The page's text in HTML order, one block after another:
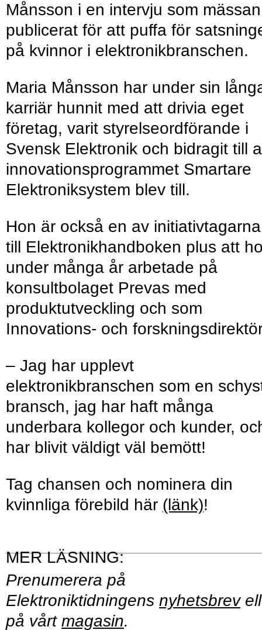
Månsson i en intervju som mässan
publicerat för att puffa för
på kvinnor i elektronikbranschen.
Maria Månsson har under sin
karriär hunnit med att drivia eget
företag, varit styrelseordförande i
Svensk Elektronik och bidragit till
innovationsprogrammet Smartare
Elektroniksystem blev till.
Hon är också en av initiativtagarna
till Elektronikhandboken plus att
under många år arbetade på
konsultbolaget Prevas med
produktutveckling och som
Innovations- och
– Jag har upplevt
elektronikbranschen som en
bransch, jag har haft många
underbara kollegor och kunder,
har blivit väldigt väl bemött!
Tag chansen och nominera din
kvinnliga förebild här (länk)!
Prenumerera på
Elektroniktidningens nyhetsbrev
på vårt magasin.